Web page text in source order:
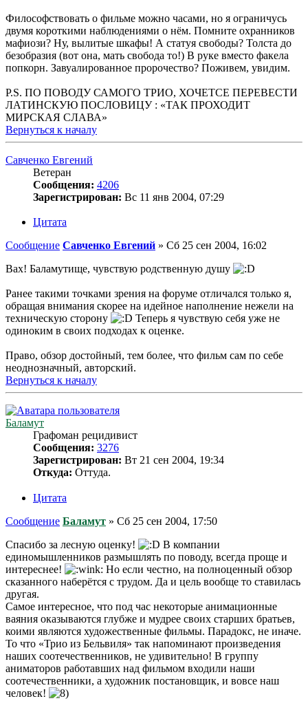
Философствовать о фильме можно часами, но я ограничусь
двумя короткими наблюдениями о нём. Помните охранников
мафиози? Ну, вылитые шкафы! А статуя свободы? Толста до
безобразия (вот она, мать свобода то!) В руке вместо факела
попкорн. Завуалированное пророчество? Поживем, увидим.
P.S. ПО ПОВОДУ САМОГО ТРИО, ХОЧЕТСЕ ПЕРЕВЕСТИ
ЛАТИНСКУЮ ПОСЛОВИЦУ : «ТАК ПРОХОДИТ
МИРСКАЯ СЛАВА»
Вернуться к началу
Савченко Евгений
Ветеран
Сообщения: 4206
Зарегистрирован: Вс 11 янв 2004, 07:29
Цитата
Сообщение Савченко Евгений » Сб 25 сен 2004, 16:02
Вах! Баламутище, чувствую родственную душу
Ранее такими точками зрения на форуме отличался только я,
обращая внимания скорее на идейное наполнение нежели на
техническую сторону
Теперь я чувствую себя уже не
одиноким в своих подходах к оценке.
Право, обзор достойный, тем более, что фильм сам по себе
неоднозначный, авторский.
Вернуться к началу
Баламут
Графоман рецидивист
Сообщения: 3276
Зарегистрирован: Вт 21 сен 2004, 19:34
Откуда: Оттуда.
Цитата
Сообщение Баламут » Сб 25 сен 2004, 17:50
Спасибо за лесную оценку!
В компании
единомышленников размышлять по поводу, всегда проще и
интереснее!
Но если честно, на полноценный обзор
сказанного наберётся с трудом. Да и цель вообще то ставилась
другая.
Самое интересное, что под час некоторые анимационные
ваяния оказываются глубже и мудрее своих старших братьев,
коими являются художественные фильмы. Парадокс, не иначе.
То что «Трио из Бельвиля» так напоминают произведения
наших соотечественников, не удивительно! В группу
аниматоров работавших над фильмом входили наши
соотечественники, а художник постановщик, и вовсе наш
человек!